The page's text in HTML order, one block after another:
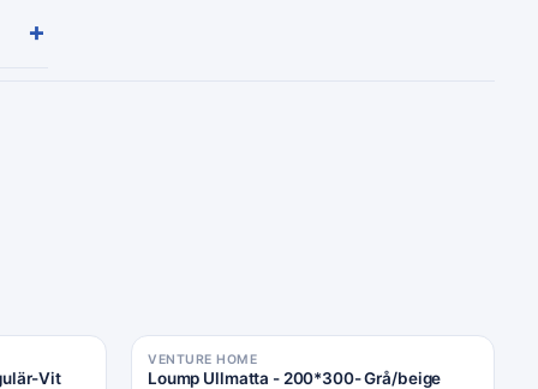
+
Vit
VENTURE HOME
Loump Ullmatta - 200*300- Grå/beige